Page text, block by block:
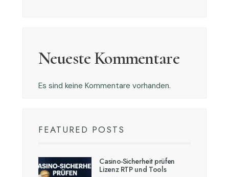
Neueste Kommentare
Es sind keine Kommentare vorhanden.
FEATURED POSTS
Casino-Sicherheit prüfen
Lizenz RTP und Tools